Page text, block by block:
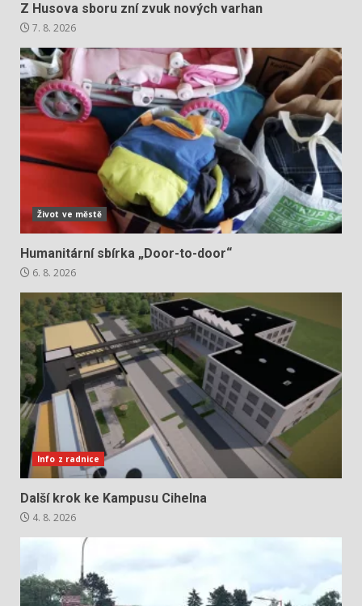
Z Husova sboru zní zvuk nových varhan
7. 8. 2026
Život ve městě
Humanitární sbírka „Door-to-door“
6. 8. 2026
Info z radnice
Další krok ke Kampusu Cihelna
4. 8. 2026